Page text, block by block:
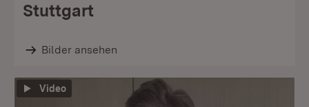
Stuttgart
Bilder ansehen
Video